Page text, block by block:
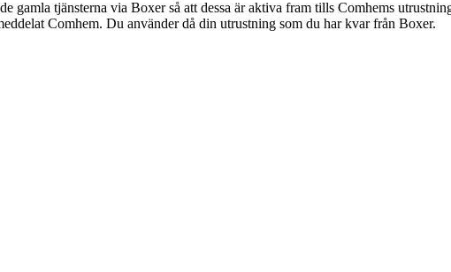
gamla tjänsterna via Boxer så att dessa är aktiva fram tills Comhems
Comhem. Du använder då din utrustning som du har kvar från Boxer.